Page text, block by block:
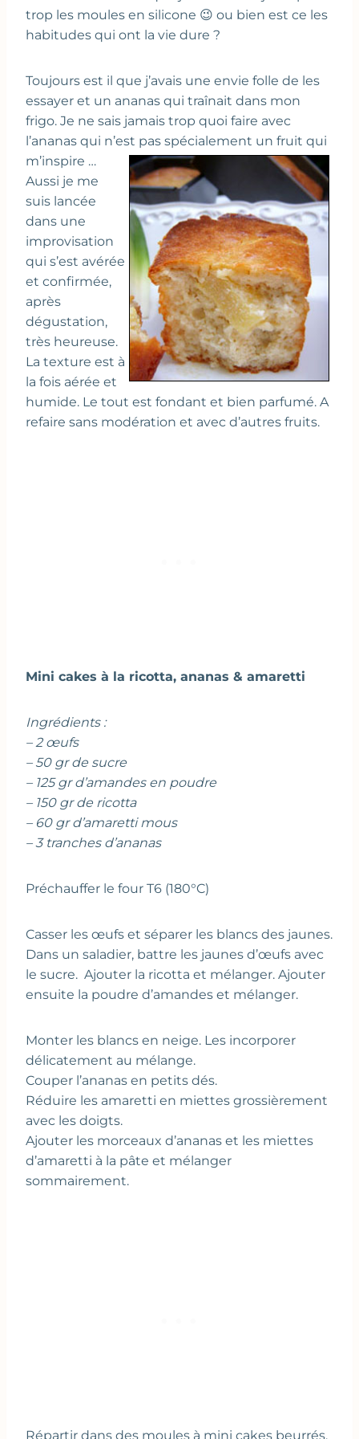
trop les moules en silicone 😉 ou bien est ce les
habitudes qui ont la vie dure ?
Toujours est il que j’avais une envie folle de les
essayer et un ananas qui traînait dans mon
frigo. Je ne sais jamais trop quoi faire avec
l’ananas qui n’est pas spécialement un fruit qui
m’inspire …
Aussi je me
suis lancée
dans une
improvisation
qui s’est avérée
et confirmée,
après
dégustation,
très heureuse.
La texture est à
la fois aérée et
humide. Le tout est fondant et bien parfumé. A
refaire sans modération et avec d’autres fruits.
Mini cakes à la ricotta, ananas & amaretti
Ingrédients :
– 2 œufs
– 50 gr de sucre
– 125 gr d’amandes en poudre
– 150 gr de ricotta
– 60 gr d’amaretti mous
– 3 tranches d’ananas
Préchauffer le four T6 (180°C)
Casser les œufs et séparer les blancs des jaunes.
Dans un saladier, battre les jaunes d’œufs avec
le sucre. Ajouter la ricotta et mélanger. Ajouter
ensuite la poudre d’amandes et mélanger.
Monter les blancs en neige. Les incorporer
délicatement au mélange.
Couper l’ananas en petits dés.
Réduire les amaretti en miettes grossièrement
avec les doigts.
Ajouter les morceaux d’ananas et les miettes
d’amaretti à la pâte et mélanger
sommairement.
Répartir dans des moules à mini cakes beurrés.